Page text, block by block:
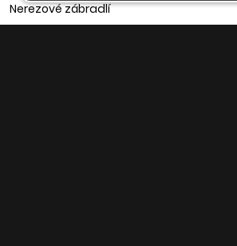
Nerezové zábradlí